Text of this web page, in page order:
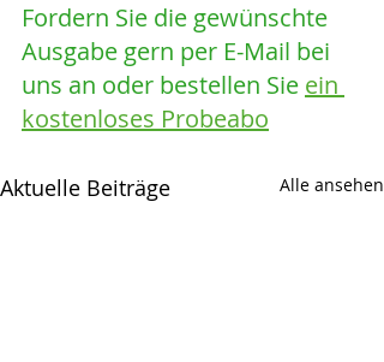
Fordern Sie die gewünschte
Ausgabe gern per E-Mail bei
uns an oder bestellen Sie ein
kostenloses Probeabo
Aktuelle Beiträge Alle ansehen